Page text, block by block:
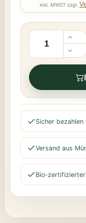
inkl. MWST zzgl.
Sicher bezahlen
Versand aus
Bio-zertifizierter